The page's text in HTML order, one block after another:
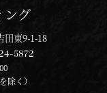
ング
東9-1-18
5872
除く）